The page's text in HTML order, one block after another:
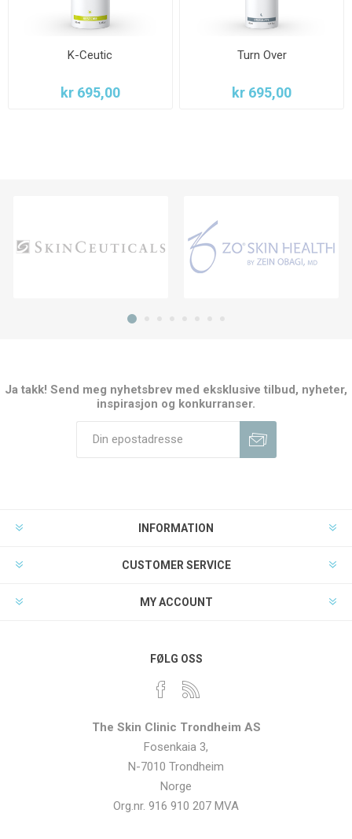
K-Ceutic
kr 695,00
Turn Over
kr 695,00
Ja takk! Send meg nyhetsbrev med eksklusive tilbud, nyheter,
inspirasjon og konkurranser.
INFORMATION
CUSTOMER SERVICE
MY ACCOUNT
FØLG OSS
The Skin Clinic Trondheim AS
Fosenkaia 3,
N-7010 Trondheim
Norge
Org.nr. 916 910 207 MVA